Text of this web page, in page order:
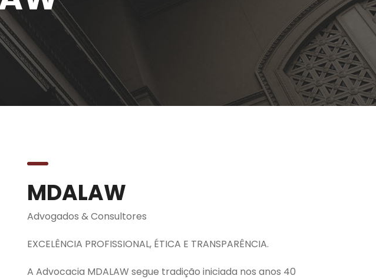
MDALAW
Advogados & Consultores
EXCELÊNCIA PROFISSIONAL, ÉTICA E TRANSPARÊNCIA.
A Advocacia MDALAW segue tradição iniciada nos anos 40